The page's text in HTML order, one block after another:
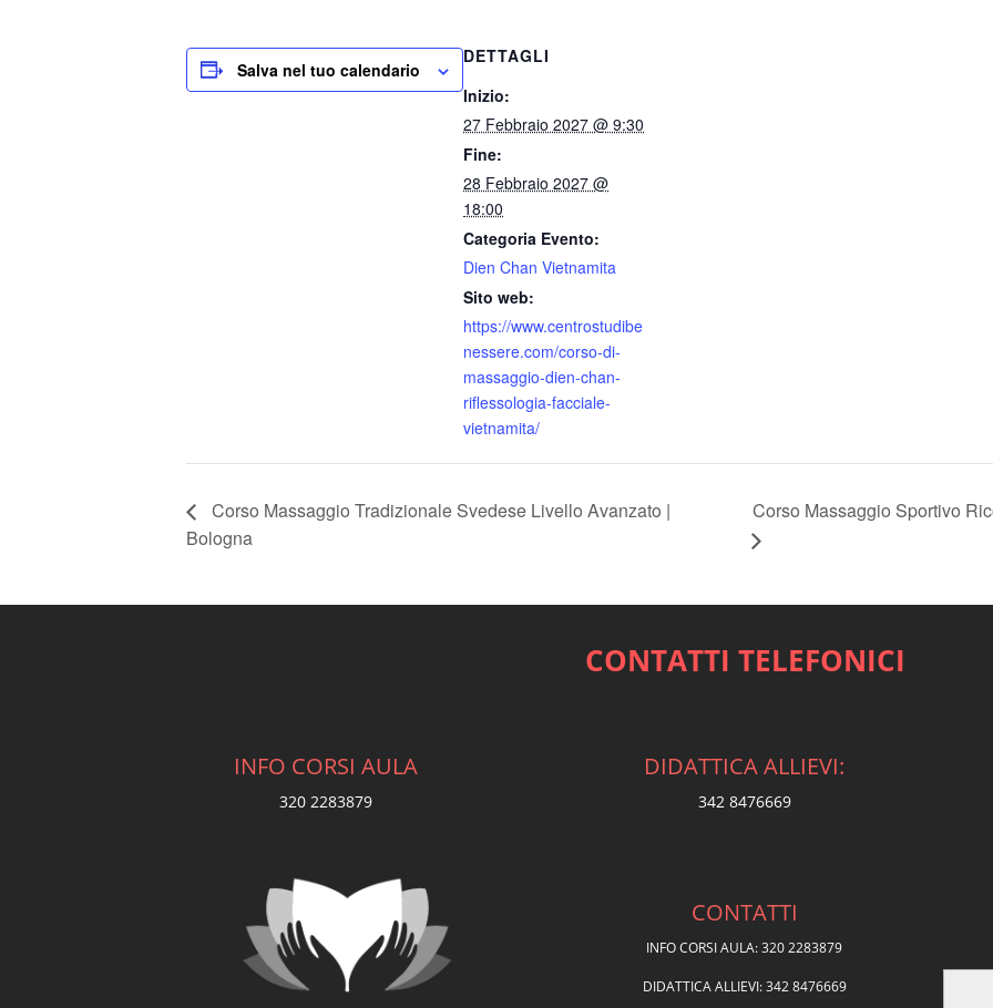
Salva nel tuo calendario
DETTAGLI
Inizio:
27 Febbraio 2027 @ 9:30
Fine:
28 Febbraio 2027 @
18:00
Categoria Evento:
Dien Chan Vietnamita
Sito web:
https://www.centrostudibe
nessere.com/corso-di-
massaggio-dien-chan-
riflessologia-facciale-
vietnamita/
Corso Massaggio Tradizionale Svedese Livello Avanzato |
Bologna
Corso Massaggio Sportivo
CONTATTI TELEFONICI
INFO CORSI AULA
320 2283879
DIDATTICA ALLIEVI:
342 8476669
CONTATTI
INFO CORSI AULA: 320 2283879
DIDATTICA ALLIEVI: 342 8476669